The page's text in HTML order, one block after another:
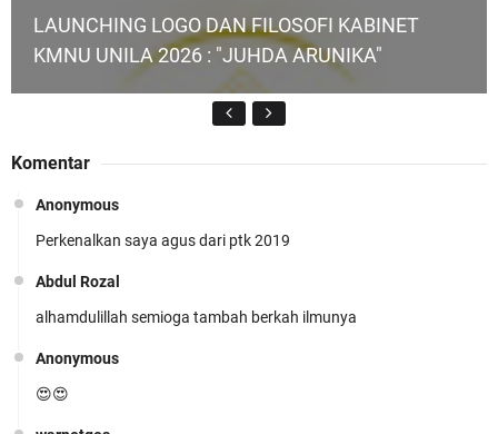
LAUNCHING LOGO DAN FILOSOFI KABINET
KMNU UNILA 2026 : "JUHDA ARUNIKA"
KMNU Unila Kembali Torehkan Prestasi di PMW
!!
Komentar
Anonymous
Perkenalkan saya agus dari ptk 2019
Abdul Rozal
alhamdulillah semioga tambah berkah ilmunya
Anonymous
😍😍